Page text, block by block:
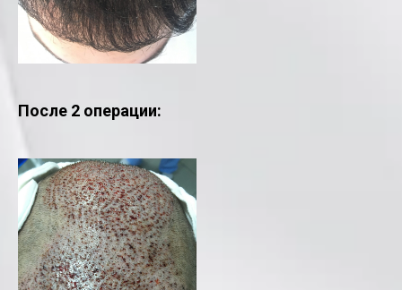
После 2 операции: